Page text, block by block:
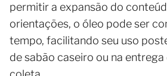
permitir a expansão do
orientações, o óleo pode ser
tempo, facilitando seu uso
de sabão caseiro ou na